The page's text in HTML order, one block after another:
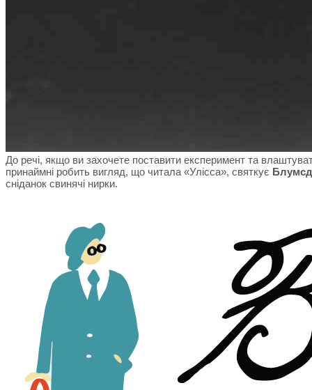
До речі, якщо ви захочете поставити експеримент та
принаймні робить вигляд, що читала «Улісса», святкує
сніданок свинячі нирки.